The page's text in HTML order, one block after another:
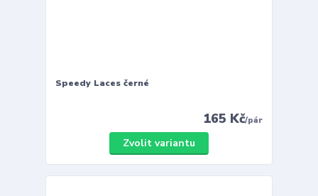
Speedy Laces černé
165 Kč/pár
Zvolit variantu